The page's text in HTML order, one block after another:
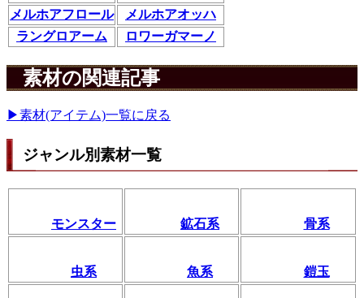
メルホアフロール
メルホアオッハ
ラングロアーム
ロワーガマーノ
素材の関連記事
▶素材(アイテム)一覧に戻る
ジャンル別素材一覧
モンスター 鉱石系 骨系
虫系 魚系 鎧玉